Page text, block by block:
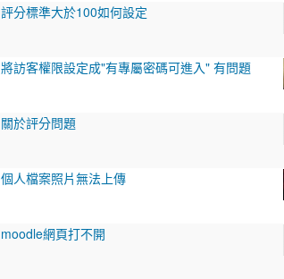
評分標準大於100如何設定
將訪客權限設定成"有專屬密碼可進入" 有問題
關於評分問題
個人檔案照片無法上傳
moodle網頁打不開